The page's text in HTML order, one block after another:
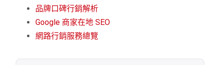
品牌口碑行銷解析
Google 商家在地 SEO
網路行銷服務總覽